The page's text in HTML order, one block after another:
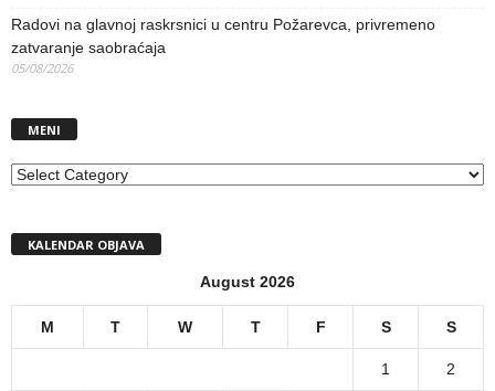
Radovi na glavnoj raskrsnici u centru Požarevca, privremeno
zatvaranje saobraćaja
05/08/2026
MENI
MENI
KALENDAR OBJAVA
August 2026
M T W T F S S
1 2